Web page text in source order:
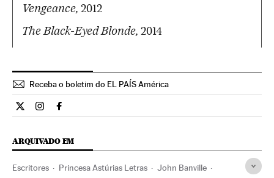
Vengeance, 2012
The Black-Eyed Blonde, 2014
Receba o boletim do EL PAÍS América
Cultura El País Brasil en Twitter
Cultura El País Brasil en Instagram
Cultura El País Brasil en Facebook
ARQUIVADO EM
Escritores Princesa Astúrias Letras John Banville